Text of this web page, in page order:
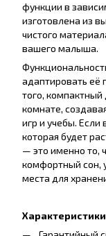
функции в
изготовлена из
чистого
вашего малыша.
адаптировать её
того, компактный
комнате,
игр и учебы. Если
которая будет
— это именно то,
комфортный сон,
места для